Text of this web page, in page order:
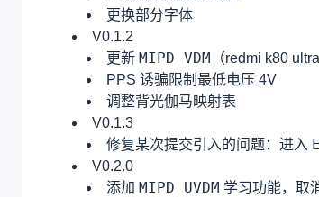
更换部分字体
V0.1.2
更新 MIPD VDM （redmi k80
PPS 诱骗限制最低电压 4V
调整背光伽马映射表
V0.1.3
修复某次提交引入的问题：进入
V0.2.0
添加 MIPD UVDM 学习功能，取